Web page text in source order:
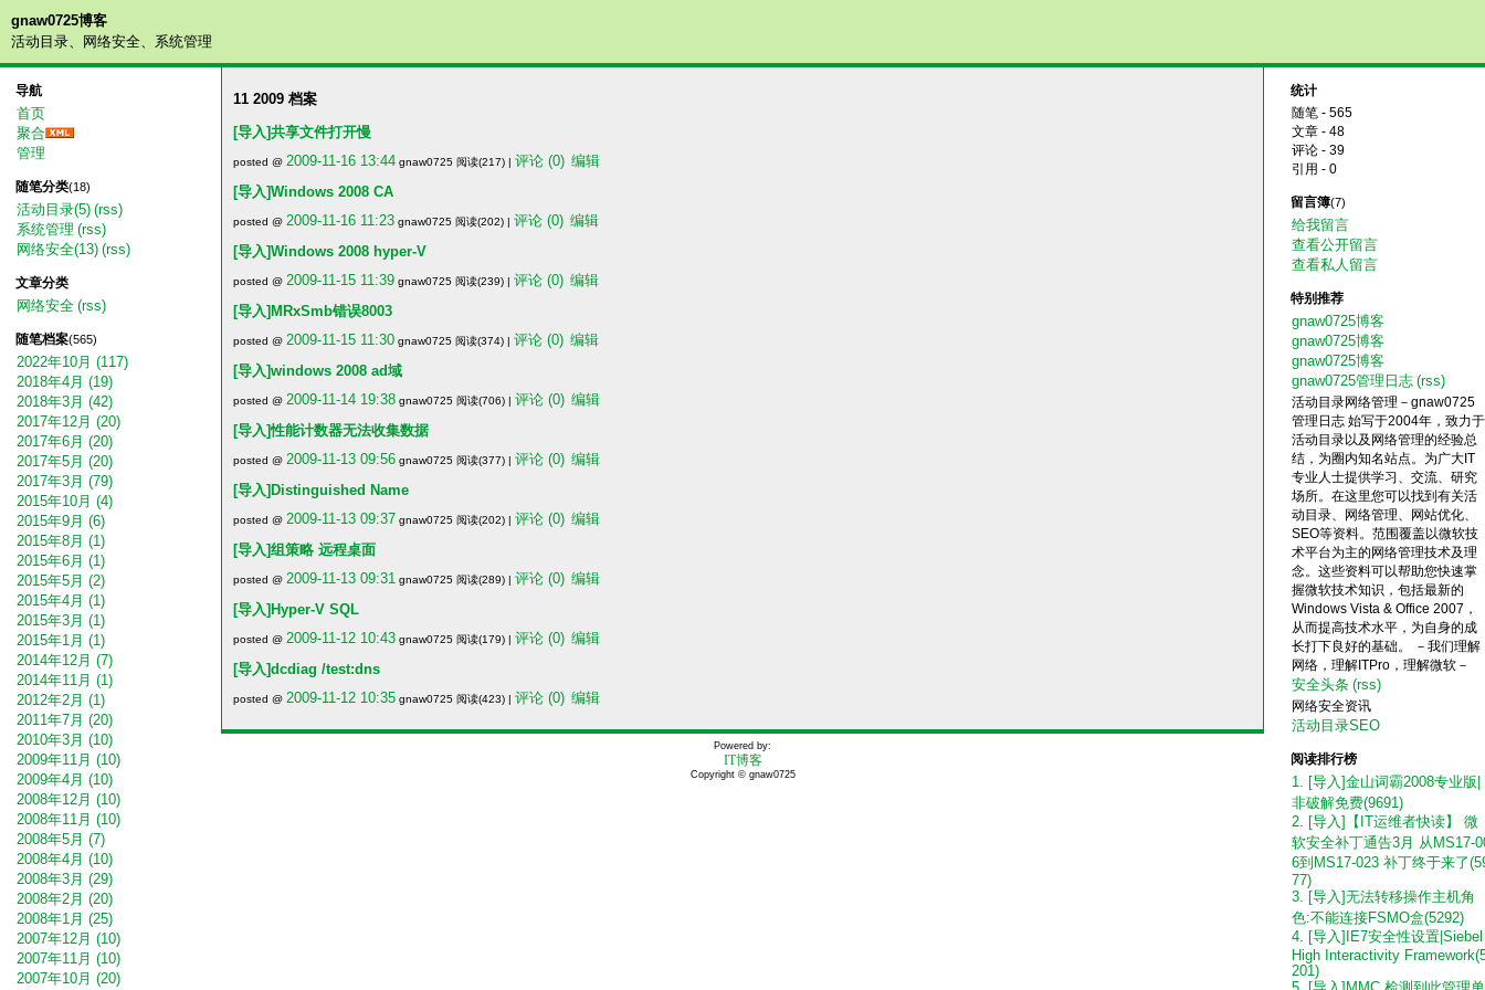
gnaw0725博客
活动目录、网络安全、系统管理
导航
首页
聚合
管理
随笔分类(18)
活动目录(5) (rss)
系统管理 (rss)
网络安全(13) (rss)
文章分类
网络安全 (rss)
随笔档案(565)
2022年10月 (117)
2018年4月 (19)
2018年3月 (42)
2017年12月 (20)
2017年6月 (20)
2017年5月 (20)
2017年3月 (79)
2015年10月 (4)
2015年9月 (6)
2015年8月 (1)
2015年6月 (1)
2015年5月 (2)
2015年4月 (1)
2015年3月 (1)
2015年1月 (1)
2014年12月 (7)
2014年11月 (1)
2012年2月 (1)
2011年7月 (20)
2010年3月 (10)
2009年11月 (10)
2009年4月 (10)
2008年12月 (10)
2008年11月 (10)
2008年5月 (7)
2008年4月 (10)
2008年3月 (29)
2008年2月 (20)
2008年1月 (25)
2007年12月 (10)
2007年11月 (10)
2007年10月 (20)
统计
随笔 - 565
文章 - 48
评论 - 39
引用 - 0
留言簿(7)
给我留言
查看公开留言
查看私人留言
特别推荐
gnaw0725博客
gnaw0725博客
gnaw0725博客
gnaw0725管理日志 (rss)
活动目录网络管理－gnaw0725
管理日志 始写于2004年，致力于
活动目录以及网络管理的经验总
结，为圈内知名站点。为广大IT
专业人士提供学习、交流、研究
场所。在这里您可以找到有关活
动目录、网络管理、网站优化、
SEO等资料。范围覆盖以微软技
术平台为主的网络管理技术及理
念。这些资料可以帮助您快速掌
握微软技术知识，包括最新的
Windows Vista & Office 2007，
从而提高技术水平，为自身的成
长打下良好的基础。 －我们理解
网络，理解ITPro，理解微软－
安全头条 (rss)
网络安全资讯
活动目录SEO
阅读排行榜
1. [导入]金山词霸2008专业版|
非破解免费(9691)
2. [导入]【IT运维者快读】 微
软安全补丁通告3月 从MS17-
6到MS17-023 补丁终于来了
77)
3. [导入]无法转移操作主机角
色:不能连接FSMO盒(5292)
4. [导入]IE7安全性设置|Siebel
High Interactivity
201)
11 2009 档案
[导入]共享文件打开慢
posted @ 2009-11-16 13:44 gnaw0725 阅读(217) | 评论 (0) 编辑
[导入]Windows 2008 CA
posted @ 2009-11-16 11:23 gnaw0725 阅读(202) | 评论 (0) 编辑
[导入]Windows 2008 hyper-V
posted @ 2009-11-15 11:39 gnaw0725 阅读(239) | 评论 (0) 编辑
[导入]MRxSmb错误8003
posted @ 2009-11-15 11:30 gnaw0725 阅读(374) | 评论 (0) 编辑
[导入]windows 2008 ad域
posted @ 2009-11-14 19:38 gnaw0725 阅读(706) | 评论 (0) 编辑
[导入]性能计数器无法收集数据
posted @ 2009-11-13 09:56 gnaw0725 阅读(377) | 评论 (0) 编辑
[导入]Distinguished Name
posted @ 2009-11-13 09:37 gnaw0725 阅读(202) | 评论 (0) 编辑
[导入]组策略 远程桌面
posted @ 2009-11-13 09:31 gnaw0725 阅读(289) | 评论 (0) 编辑
[导入]Hyper-V SQL
posted @ 2009-11-12 10:43 gnaw0725 阅读(179) | 评论 (0) 编辑
[导入]dcdiag /test:dns
posted @ 2009-11-12 10:35 gnaw0725 阅读(423) | 评论 (0) 编辑
Powered by:
IT博客
Copyright © gnaw0725